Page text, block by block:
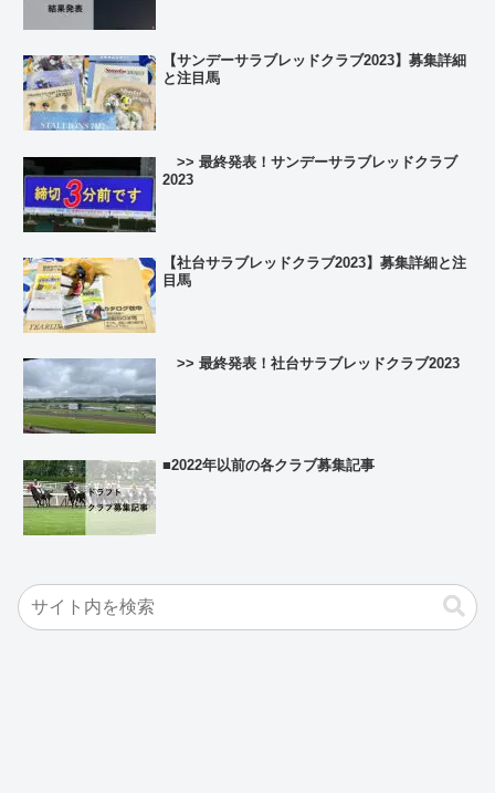
【サンデーサラブレッドクラブ2023】募集詳細
と注目馬
>> 最終発表！サンデーサラブレッドクラブ
2023
【社台サラブレッドクラブ2023】募集詳細と注
目馬
>> 最終発表！社台サラブレッドクラブ2023
■2022年以前の各クラブ募集記事